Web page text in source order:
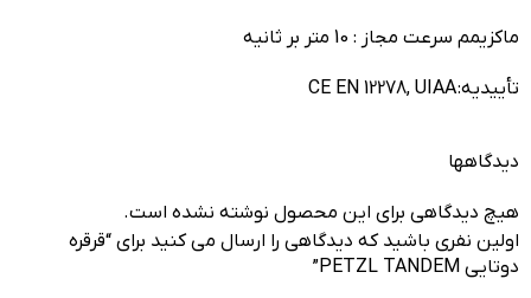
ماکزیمم سرعت مجاز : 10 متر بر ثانیه
تأییدیه:CE EN 12278, UIAA
دیدگاهها
هیچ دیدگاهی برای این محصول نوشته نشده است.
اولین نفری باشید که دیدگاهی را ارسال می کنید برای “قرقره
دوتایی PETZL TANDEM”